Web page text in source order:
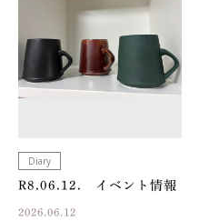
Diary
R8.06.12. イベント情報
2026.06.12